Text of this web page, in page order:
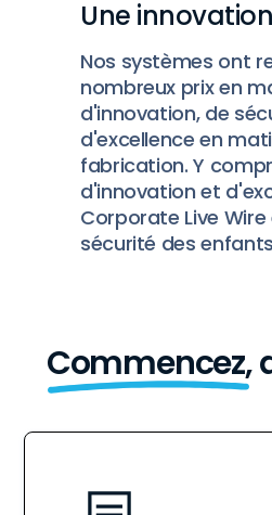
Une
Nos systèmes ont
nombreux prix en
d'innovation, de
d'excellence en
fabrication. Y
d'innovation et
Corporate Live
sécurité des
Commencez,